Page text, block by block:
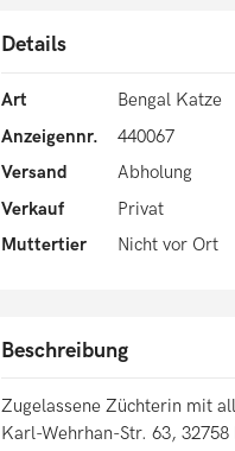
Details
Art
Bengal Katze
Anzeigennr.
440067
Versand
Abholung
Verkauf
Privat
Muttertier
Nicht vor Ort
Beschreibung
Zugelassene Züchterin mit
Karl-Wehrhan-Str. 63,